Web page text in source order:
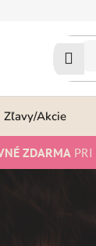
Zľavy/Akcie
ZDARMA PRI